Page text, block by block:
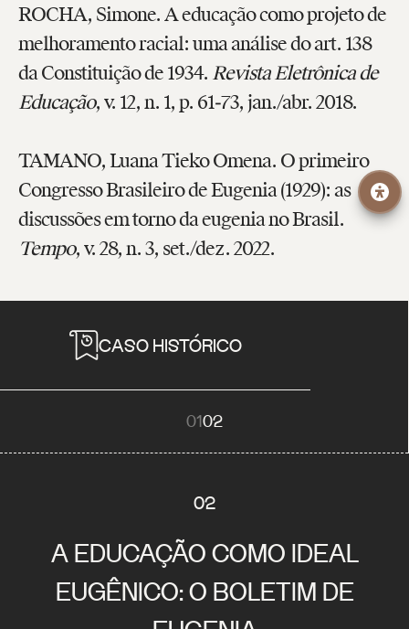
ROCHA, Simone. A educação como projeto de
melhoramento racial: uma análise do art. 138
da Constituição de 1934. Revista Eletrônica de
Educação, v. 12, n. 1, p. 61‑73, jan./abr. 2018.
TAMANO, Luana Tieko Omena. O primeiro
Congresso Brasileiro de Eugenia (1929): as
discussões em torno da eugenia no Brasil.
Tempo, v. 28, n. 3, set./dez. 2022.
CASO HISTÓRICO
0102
02
A EDUCAÇÃO COMO IDEAL
EUGÊNICO: O BOLETIM DE